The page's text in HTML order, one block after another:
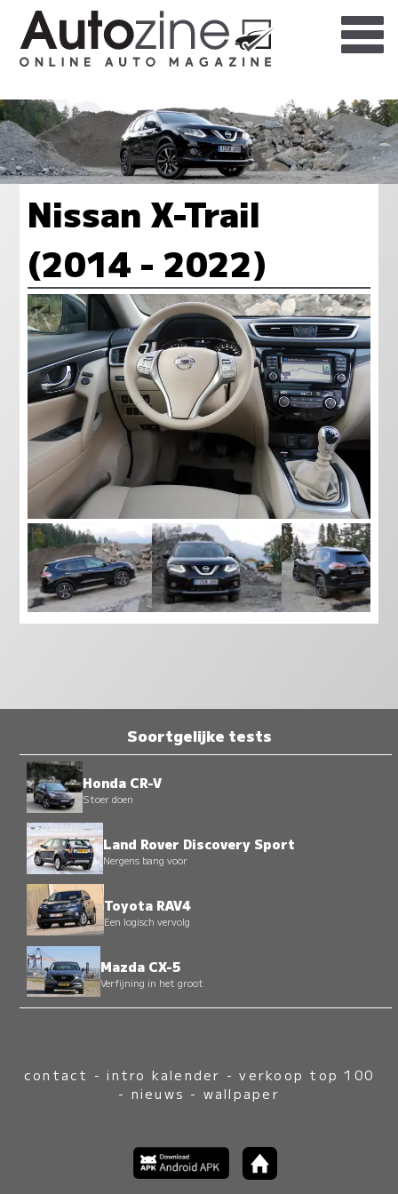
Nissan X-Trail
(2014 - 2022)
Soortgelijke tests
Honda CR-V
Stoer doen
Land Rover Discovery Sport
Nergens bang voor
Toyota RAV4
Een logisch vervolg
Mazda CX-5
Verfijning in het groot
contact -intro kalender -verkoop top 100
- nieuws - wallpaper